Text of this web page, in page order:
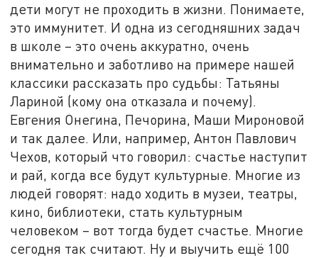
дети могут не проходить в жизни. Понимаете,
это иммунитет. И одна из сегодняшних задач
в школе – это очень аккуратно, очень
внимательно и заботливо на примере нашей
классики рассказать про судьбы: Татьяны
Лариной (кому она отказала и почему).
Евгения Онегина, Печорина, Маши Мироновой
и так далее. Или, например, Антон Павлович
Чехов, который что говорил: счастье наступит
и рай, когда все будут культурные. Многие из
людей говорят: надо ходить в музеи, театры,
кино, библиотеки, стать культурным
человеком – вот тогда будет счастье. Многие
сегодня так считают. Ну и выучить ещё 100